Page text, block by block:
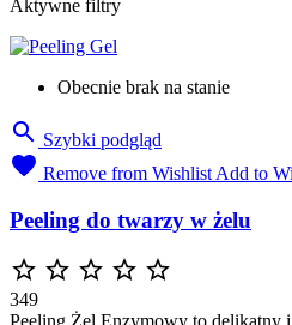
Aktywne filtry
Obecnie brak na stanie
 Szybki podgląd
 Remove from Wishlist Add to
Peeling do twarzy w żelu
    
349